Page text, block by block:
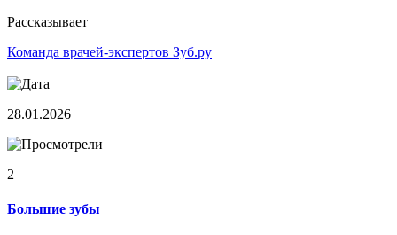
Рассказывает
Команда врачей-экспертов Зуб.ру
28.01.2026
2
Большие зубы